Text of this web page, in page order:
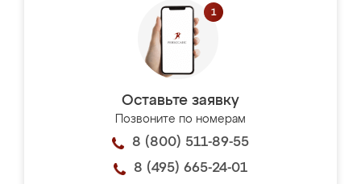
Оставьте заявку
Позвоните по номерам
8 (800) 511-89-55
8 (495) 665-24-01